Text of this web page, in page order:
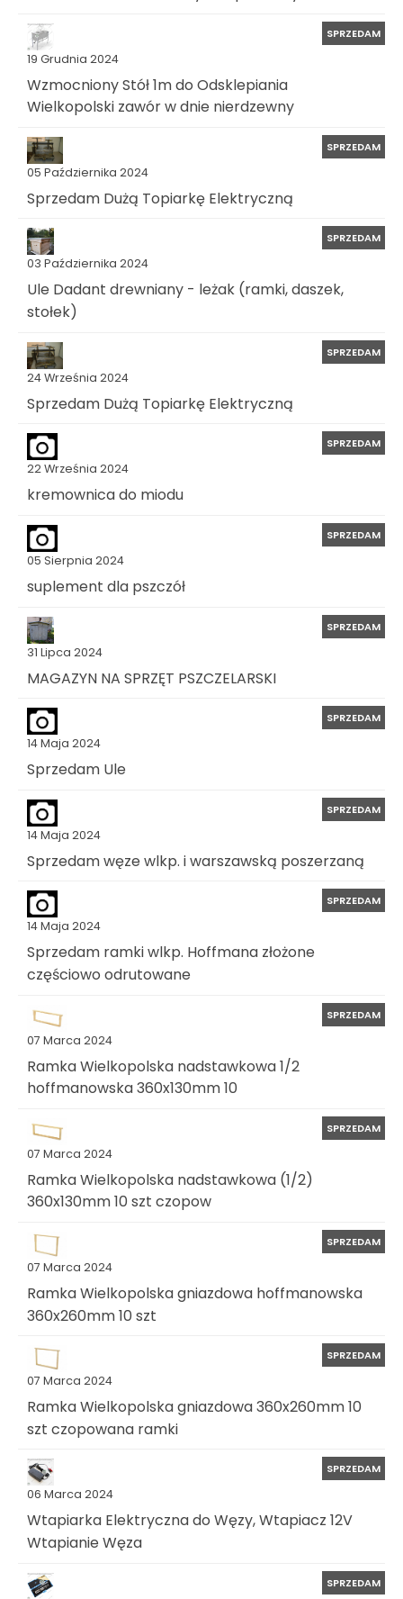
19 Grudnia 2024
SPRZEDAM
Wzmocniony Stół 1m do Odsklepiania
Wielkopolski zawór w dnie nierdzewny
05 Października 2024
SPRZEDAM
Sprzedam Dużą Topiarkę Elektryczną
03 Października 2024
SPRZEDAM
Ule Dadant drewniany - leżak (ramki, daszek,
stołek)
24 Września 2024
SPRZEDAM
Sprzedam Dużą Topiarkę Elektryczną
22 Września 2024
SPRZEDAM
kremownica do miodu
05 Sierpnia 2024
SPRZEDAM
suplement dla pszczół
31 Lipca 2024
SPRZEDAM
MAGAZYN NA SPRZĘT PSZCZELARSKI
14 Maja 2024
SPRZEDAM
Sprzedam Ule
14 Maja 2024
SPRZEDAM
Sprzedam węze wlkp. i warszawską poszerzaną
14 Maja 2024
SPRZEDAM
Sprzedam ramki wlkp. Hoffmana złożone
częściowo odrutowane
07 Marca 2024
SPRZEDAM
Ramka Wielkopolska nadstawkowa 1/2
hoffmanowska 360x130mm 10
07 Marca 2024
SPRZEDAM
Ramka Wielkopolska nadstawkowa (1/2)
360x130mm 10 szt czopow
07 Marca 2024
SPRZEDAM
Ramka Wielkopolska gniazdowa hoffmanowska
360x260mm 10 szt
07 Marca 2024
SPRZEDAM
Ramka Wielkopolska gniazdowa 360x260mm 10
szt czopowana ramki
06 Marca 2024
SPRZEDAM
Wtapiarka Elektryczna do Węzy, Wtapiacz 12V
Wtapianie Węza
SPRZEDAM